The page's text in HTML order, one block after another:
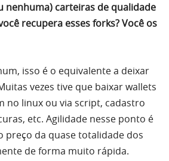
nenhuma) carteiras de qualidade
recupera esses forks? Você os
isso é o equivalente a deixar
vezes tive que baixar wallets
no linux ou via script, cadastro
etc. Agilidade nesse ponto é
preço da quase totalidade dos
de forma muito rápida.